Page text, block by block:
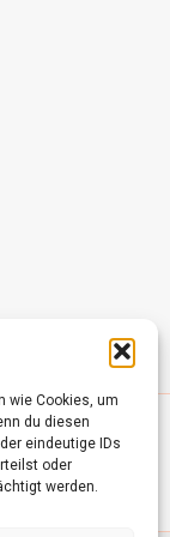
wie Cookies, um
du diesen
eindeutige IDs
oder
werden.